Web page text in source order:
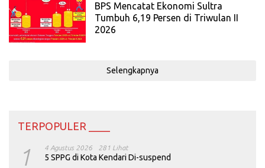
BPS Mencatat Ekonomi Sultra
Tumbuh 6,19 Persen di Triwulan II
2026
Selengkapnya
TERPOPULER ____
1 4 Agustus 2026 281 Lihat
5 SPPG di Kota Kendari Di-suspend